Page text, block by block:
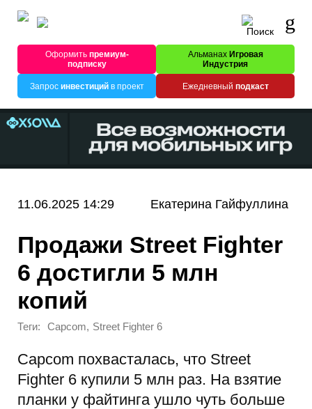
Оформитьпремиум-
подписку
Альманах Игровая
Индустрия
Запрос инвестицийв проект Ежедневный подкаст
11.06.2025 14:29 Екатерина Гайфуллина
Продажи Street Fighter
6 достигли 5 млн
копий
Теги: Capcom, Street Fighter 6
Capcom похвасталась, что Street
Fighter 6 купили 5 млн раз. На взятие
планки у файтинга ушло чуть больше